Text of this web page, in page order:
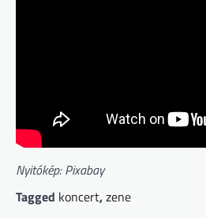
Nyitókép: Pixabay
Tagged koncert,zene